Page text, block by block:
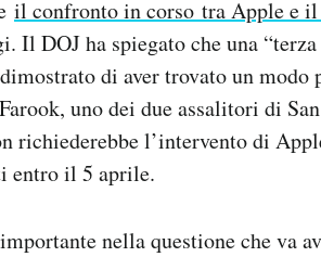
il confronto in corso tra Apple e il
Il DOJ ha spiegato che una
di aver trovato un modo
uno dei due assalitori di
richiederebbe l’intervento di
entro il 5 aprile.
nella questione che va